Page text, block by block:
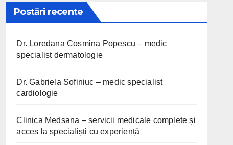
Postări recente
Dr. Loredana Cosmina Popescu – medic
specialist dermatologie
Dr. Gabriela Sofiniuc – medic specialist
cardiologie
Clinica Medsana – servicii medicale complete și
acces la specialiști cu experiență